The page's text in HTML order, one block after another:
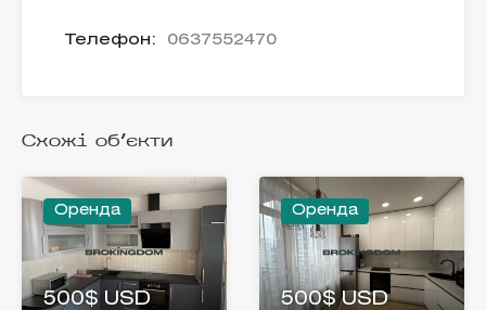
Телефон: 0637552470
Схожі об'єкти
Оренда
500$ USD
Оренда
500$ USD